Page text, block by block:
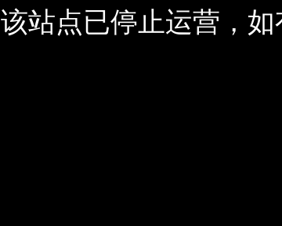
该站点已停止运营，